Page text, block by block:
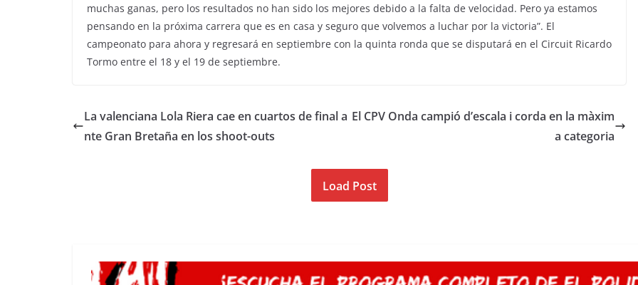
muchas ganas, pero los resultados no han sido los mejores debido a la falta de velocidad. Pero ya estamos
pensando en la próxima carrera que es en casa y seguro que volvemos a luchar por la victoria”. El
campeonato para ahora y regresará en septiembre con la quinta ronda que se disputará en el Circuit Ricardo
Tormo entre el 18 y el 19 de septiembre.
La valenciana Lola Riera cae en cuartos de final a
nte Gran Bretaña en los shoot-outs
El CPV Onda campió d’escala i corda en la màxim
a categoria
Load Post